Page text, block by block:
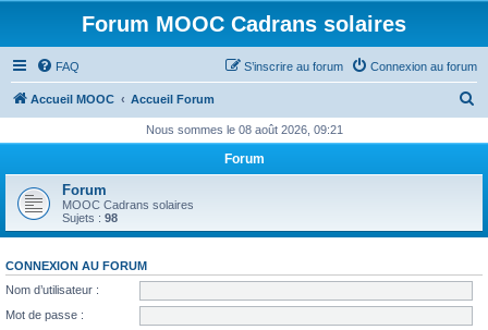
Forum MOOC Cadrans solaires
FAQ Connexion au forum
S’inscrire au forum
Accueil MOOC Accueil Forum
h
r
Nous sommes le 08 août 2026, 09:21
Forum
Forum
MOOC Cadrans solaires
Sujets : 98
CONNEXION AU FORUM
Nom d’utilisateur :
Mot de passe :